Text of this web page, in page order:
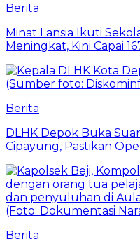
Berita
Minat Lansia Ikuti
Meningkat, Kini Capai
Berita
DLHK Depok Buka
Cipayung, Pastikan
Berita